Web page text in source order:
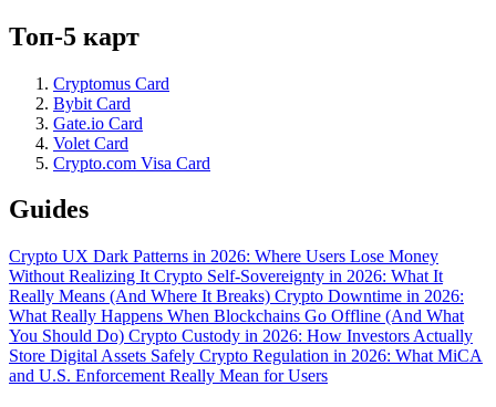
Топ-5 карт
Cryptomus Card
Bybit Card
Gate.io Card
Volet Card
Crypto.com Visa Card
Guides
Crypto UX Dark Patterns in 2026: Where Users Lose Money
Without Realizing It Crypto Self-Sovereignty in 2026: What It
Really Means (And Where It Breaks) Crypto Downtime in 2026:
What Really Happens When Blockchains Go Offline (And What
You Should Do) Crypto Custody in 2026: How Investors Actually
Store Digital Assets Safely Crypto Regulation in 2026: What MiCA
and U.S. Enforcement Really Mean for Users